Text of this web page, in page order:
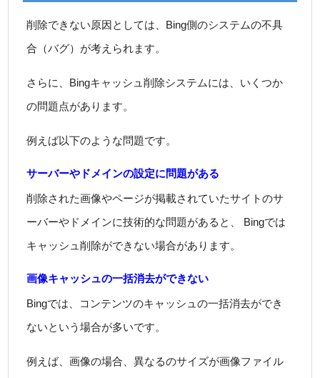
削除できない原因としては、Bing側のシステムの不具
合（バグ）が考えられます。
さらに、Bingキャッシュ削除システムには、いくつか
の問題点があります。
例えば以下のような問題です。
サーバーやドメインの設定に問題がある
削除された画像やページが掲載されていたサイトのサ
ーバーやドメインに技術的な問題があると、 Bingでは
キャッシュ削除ができない場合があります。
画像キャッシュの一括消去ができない
Bingでは、コンテンツのキャッシュの一括消去ができ
ないという場合が多いです。
例えば、画像の場合、異なるのサイズが画像ファイル